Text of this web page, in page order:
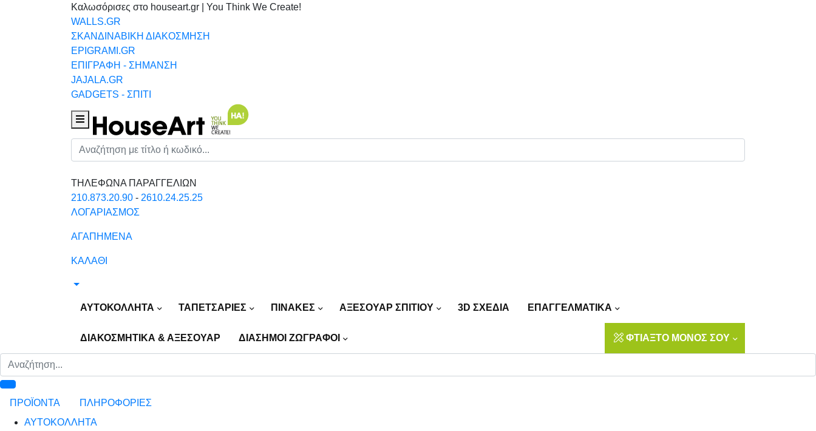
Καλωσόρισες στο houseart.gr | You Think We Create!
WALLS.GR
ΣΚΑΝΔΙΝΑΒΙΚΗ ΔΙΑΚΟΣΜΗΣΗ
EPIGRAMI.GR
ΕΠΙΓΡΑΦΗ - ΣΗΜΑΝΣΗ
JAJALA.GR
GADGETS - ΣΠΙΤΙ
Houseart Menu
Αναζήτηση
ΤΗΛΕΦΩΝΑ ΠΑΡΑΓΓΕΛΙΩΝ
210.873.20.90 - 2610.24.25.25
ΛΟΓΑΡΙΑΣΜΟΣ
ΑΓΑΠΗΜΕΝΑ
ΚΑΛΑΘΙ
ΑΥΤΟΚΟΛΛΗΤΑ ΤΑΠΕΤΣΑΡΙΕΣ ΠΙΝΑΚΕΣ ΑΞΕΣΟΥΑΡ ΣΠΙΤΙΟΥ 3D ΣΧΕΔΙΑ ΕΠΑΓΓΕΛΜΑΤΙΚΑ
ΔΙΑΚΟΣΜΗΤΙΚΑ & ΑΞΕΣΟΥΑΡ ΔΙΑΣΗΜΟΙ ΖΩΓΡΑΦΟΙ ΦΤΙΑΞΤΟ ΜΟΝΟΣ ΣΟΥ
ΠΡΟΪΟΝΤΑ
ΠΛΗΡΟΦΟΡΙΕΣ
ΑΥΤΟΚΟΛΛΗΤΑ